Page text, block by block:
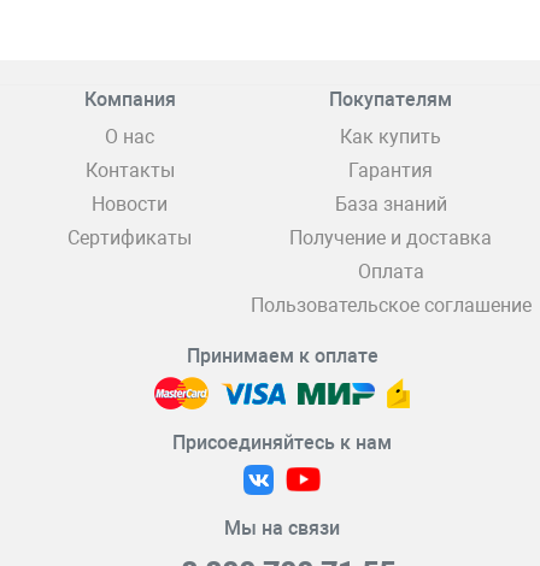
Компания
О нас
Контакты
Новости
Сертификаты
Покупателям
Как купить
Гарантия
База знаний
Получение и доставка
Оплата
Пользовательское соглашение
Принимаем к оплате
Присоединяйтесь к нам
Мы на связи